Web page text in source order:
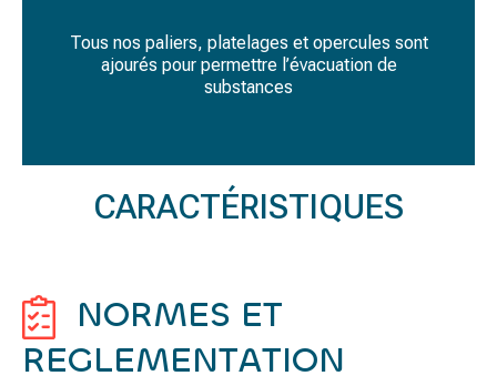
Tous nos paliers, platelages et opercules sont
ajourés pour permettre l’évacuation de
substances
CARACTÉRISTIQUES
NORMES ET
REGLEMENTATION